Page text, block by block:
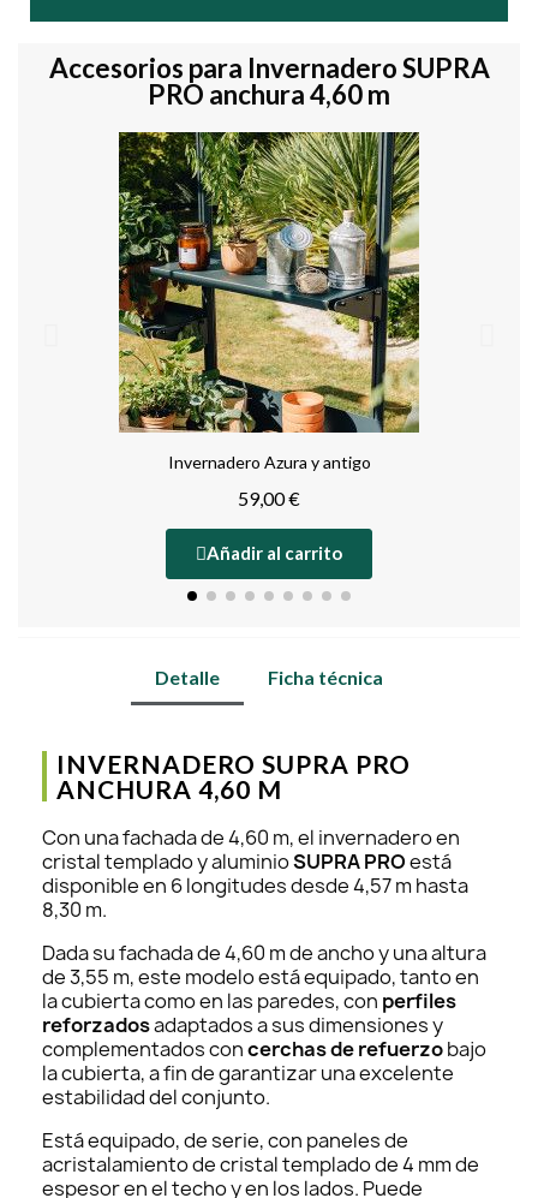
Accesorios para Invernadero SUPRA
PRO anchura 4,60 m
Invernadero Azura y antigo
59,00 €
Añadir al carrito
Detalle Ficha técnica
INVERNADERO SUPRA PRO
ANCHURA 4,60 M
Con una fachada de 4,60 m, el invernadero en
cristal templado y aluminioSUPRA PROestá
disponible en 6 longitudes desde 4,57 m hasta
8,30 m.
Dada su fachada de 4,60 m de ancho y una altura
de 3,55 m, este modelo está equipado, tanto en
la cubierta como en las paredes, con perfiles
reforzadosadaptados a sus dimensiones y
complementados concerchas de refuerzobajo
la cubierta, a fin de garantizar una excelente
estabilidad del conjunto.
Está equipado, de serie, con paneles de
acristalamiento de cristal templado de 4 mm de
espesor en el techo y en los lados. Puede